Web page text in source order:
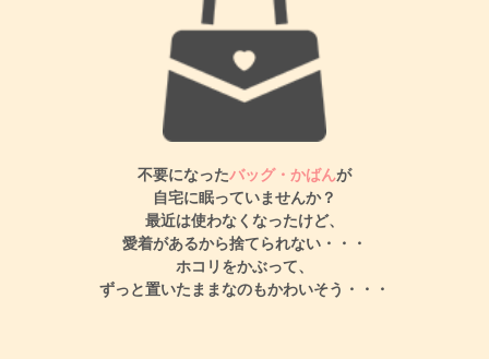
不要になったバッグ・かばんが
自宅に眠っていませんか？
最近は使わなくなったけど、
愛着があるから捨てられない・・・
ホコリをかぶって、
ずっと置いたままなのもかわいそう・・・